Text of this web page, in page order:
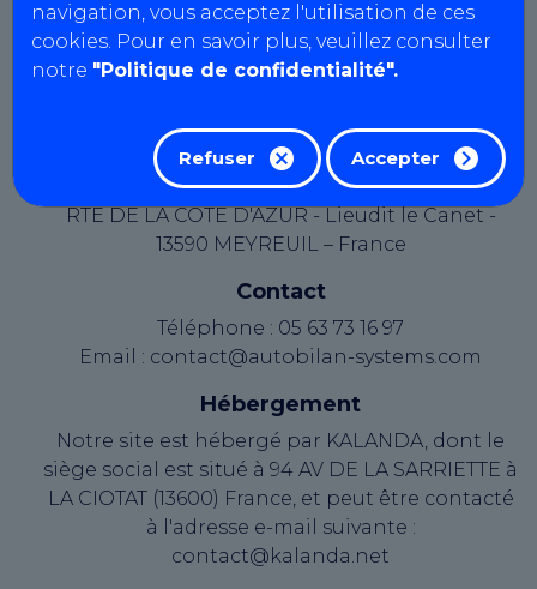
navigation, vous acceptez l'utilisation de ces
cookies. Pour en savoir plus, veuillez consulter
notre "Politique de confidentialité".
Refuser Accepter
Le présent site web est édité par AutoBilan-
Systems, une société par actions simplifiée au
capital de 19362,00 euros, immatriculée au
Provence sous le numéro B 334 821 097.
Éditeur du site
RTE DE LA COTE D'AZUR - Lieudit le Canet -
13590 MEYREUIL – France
Contact
Téléphone : 05 63 73 16 97
Email : contact@autobilan-systems.com
Hébergement
Notre site est hébergé par KALANDA, dont le
siège social est situé à 94 AV DE LA SARRIETTE à
LA CIOTAT (13600) France, et peut être contacté
à l'adresse e-mail suivante :
contact@kalanda.net